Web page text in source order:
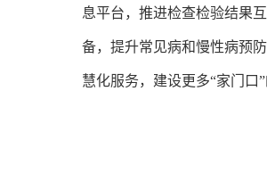
息平台，推进检查检验结果
备，提升常见病和慢性病预
慧化服务，建设更多“家门口